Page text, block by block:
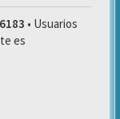
6183 • Usuarios
es